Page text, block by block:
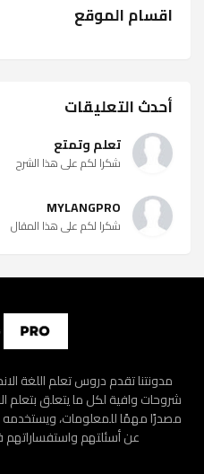
اقسام الموقع
أحدث التعليقات
تعلم وتمتع
شكرا لكم على هذا الشرح
MYLANGPRO
شكرا لكم على هذا المقال
مدونتنا تقدم دروس تعلم اللغة
شروحات وافية لكل ما يتعلق بتعلم
مصدرًا مهمًا للمعلومات، ويستخدمه
عن أسئلتهم واستفساراتهم